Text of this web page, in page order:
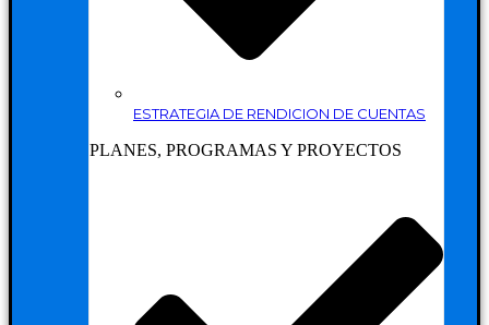
ESTRATEGIA DE RENDICION DE CUENTAS
PLANES, PROGRAMAS Y PROYECTOS